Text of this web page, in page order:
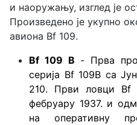
и наоружању, изглед је
Произведено је укупно
авиона Bf 109.
Bf 109 B - Прва
серија Bf 109B са
210. Први ловци Bf
фебруару 1937. и
на оперативну